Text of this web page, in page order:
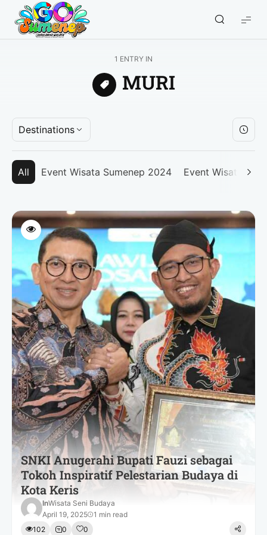
GO
Sumenep
1 ENTRY IN
MURI
Destinations
All Event Wisata Sumenep 2024 Event Wisata
SNKI Anugerahi Bupati Fauzi sebagai
Tokoh Inspiratif Pelestarian Budaya di
Kota Keris
InWisata Seni Budaya
April 19, 2025
1 min read
102
0 0